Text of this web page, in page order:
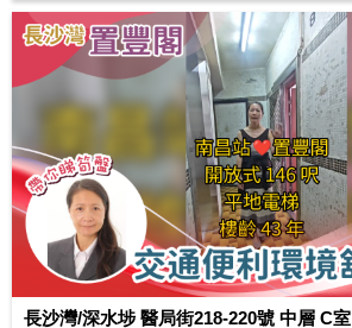
長沙灣/深水埗 醫局街218-220號 中層 C室